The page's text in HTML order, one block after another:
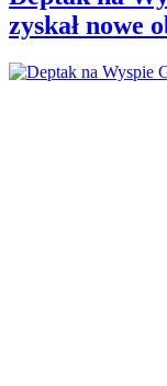
zyskał nowe